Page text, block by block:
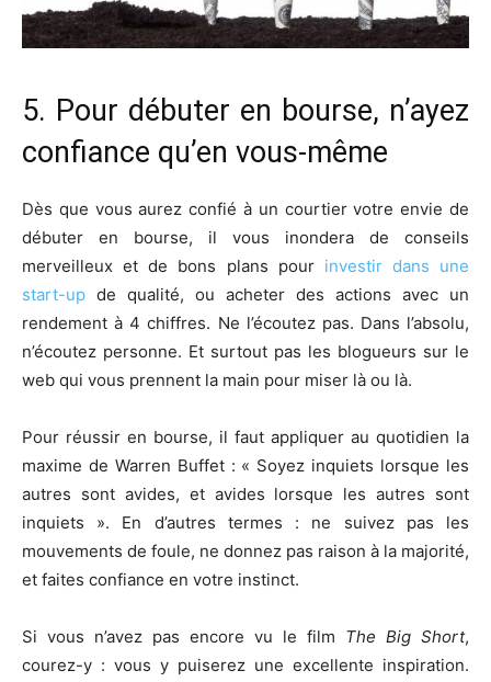
5. Pour débuter en bourse, n’ayez
confiance qu’en vous-même
Dès que vous aurez confié à un courtier votre envie de
débuter en bourse, il vous inondera de conseils
merveilleux et de bons plans pour investir dans une
start-up de qualité, ou acheter des actions avec un
rendement à 4 chiffres. Ne l’écoutez pas. Dans l’absolu,
n’écoutez personne. Et surtout pas les blogueurs sur le
web qui vous prennent la main pour miser là ou là.
Pour réussir en bourse, il faut appliquer au quotidien la
maxime de Warren Buffet : « Soyez inquiets lorsque les
autres sont avides, et avides lorsque les autres sont
inquiets ». En d’autres termes : ne suivez pas les
mouvements de foule, ne donnez pas raison à la majorité,
et faites confiance en votre instinct.
Si vous n’avez pas encore vu le film The Big Short,
courez-y : vous y puiserez une excellente inspiration.